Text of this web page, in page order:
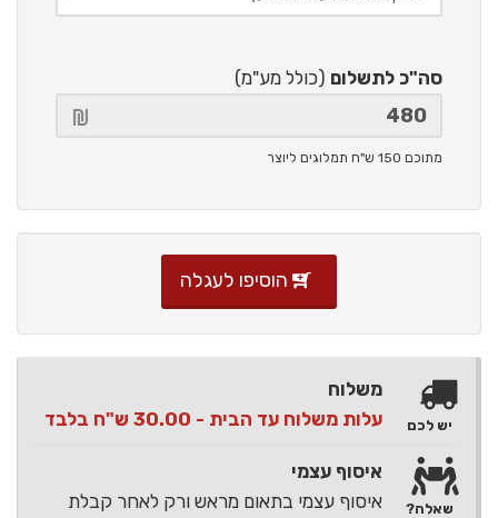
סה"כ לתשלום (כולל מע"מ)
מתוכם 150 ש"ח תמלוגים ליוצר
הוסיפו לעגלה
משלוח
עלות משלוח עד הבית - 30.00 ש"ח בלבד
איסוף עצמי
איסוף עצמי בתאום מראש ורק לאחר קבלת
יש לכם
שאלה?